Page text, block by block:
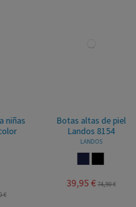
Botas altas de piel
Landos 8154
LANDOS
39,95 €74,90 €